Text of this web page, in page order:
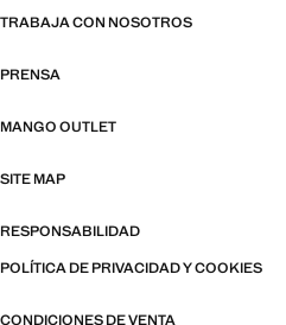
TRABAJA CON NOSOTROS
PRENSA
MANGO OUTLET
SITE MAP
RESPONSABILIDAD
POLÍTICA DE PRIVACIDAD Y COOKIES
CONDICIONES DE VENTA